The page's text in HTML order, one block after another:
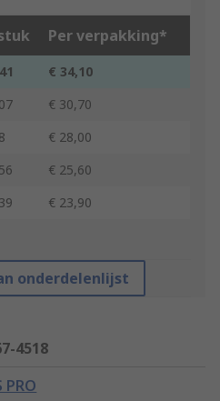
Per verpakking*
€ 34,10
€ 30,70
€ 28,00
€ 25,60
€ 23,90
onderdelenlijst
4518
PRO